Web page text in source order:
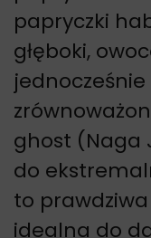
papryczki
głęboki,
ghost (Naga
do
to
idealna do